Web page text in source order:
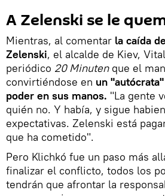
A Zelenski se le
Mientras, al comentar la caída
Zelenski, el alcalde de Kiev,
periódico 20 Minutenque el
convirtiéndose en un
poder en sus manos. "La gente
quién no. Y había, y sigue
expectativas. Zelenski está
que ha cometido".
Pero Klichkó fue un paso más
finalizar el conflicto, todos los
tendrán que afrontar la